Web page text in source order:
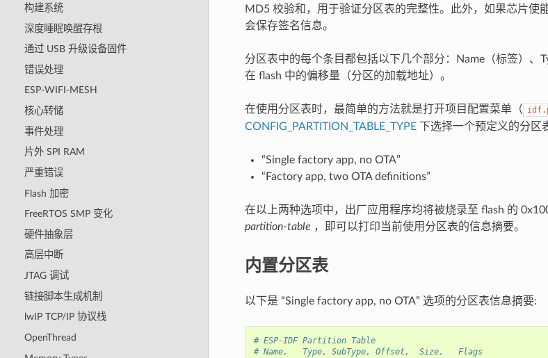
构建系统
深度睡眠唤醒存根
通过 USB 升级设备固件
错误处理
ESP-WIFI-MESH
核心转储
事件处理
片外 SPI RAM
严重错误
Flash 加密
FreeRTOS SMP 变化
硬件抽象层
高层中断
JTAG 调试
链接脚本生成机制
lwIP TCP/IP 协议栈
OpenThread
MD5 校验和，用于验证分区表的完整性。此外，如果芯片使
会保存签名信息。
分区表中的每个条目都包括以下几个部分：Name（标签）、
在 flash 中的偏移量（分区的加载地址）。
在使用分区表时，最简单的方法就是打开项目配置菜单（
CONFIG_PARTITION_TABLE_TYPE下选择一个预定义的分区
“Single factory app, no OTA”
“Factory app, two OTA definitions”
在以上两种选项中，出厂应用程序均将被烧录至 flash 的
partition-table ，即可以打印当前使用分区表的信息摘要。
内置分区表
以下是 “Single factory app, no OTA” 选项的分区表信息摘要:
# ESP-IDF Partition Table
# Name,   Type, SubType, Offset,  Size,   Flags